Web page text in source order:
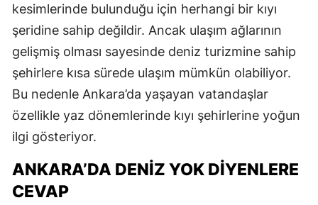
kesimlerinde bulunduğu için herhangi bir kıyı
şeridine sahip değildir. Ancak ulaşım ağlarının
gelişmiş olması sayesinde deniz turizmine sahip
şehirlere kısa sürede ulaşım mümkün olabiliyor.
Bu nedenle Ankara’da yaşayan vatandaşlar
özellikle yaz dönemlerinde kıyı şehirlerine yoğun
ilgi gösteriyor.
ANKARA’DA DENIZ YOK DIYENLERE
CEVAP